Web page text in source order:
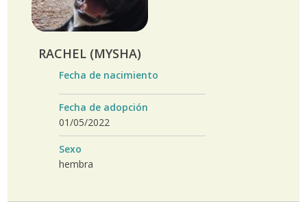
RACHEL (MYSHA)
Fecha de nacimiento
Fecha de adopción
01/05/2022
Sexo
hembra